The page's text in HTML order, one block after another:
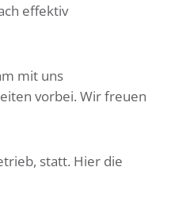
effektiv
mit uns
vorbei. Wir freuen
statt. Hier die